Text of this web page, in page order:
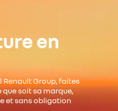
en
Renault Group, faites
soit sa marque,
et sans obligation